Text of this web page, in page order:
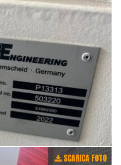
SCARICA FOTO